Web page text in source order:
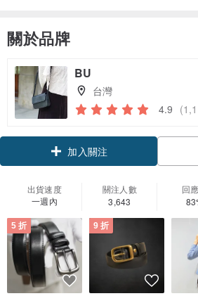
關於品牌
BU
台灣
4.9
領優惠券
加入關注
出貨速度
一週內
關注人數
3,643
回
5 折 9 折